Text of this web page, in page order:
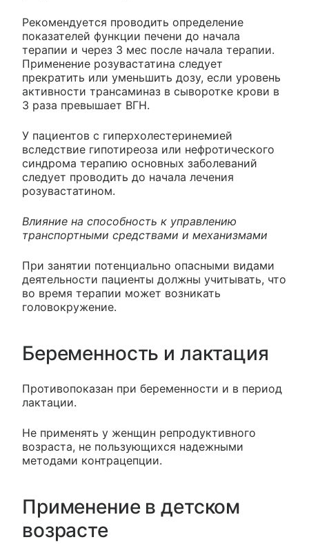
Рекомендуется проводить определение
показателей функции печени до начала
терапии и через 3 мес после начала терапии.
Применение розувастатина следует
прекратить или уменьшить дозу, если уровень
активности трансаминаз в сыворотке крови в
3 раза превышает ВГН.
У пациентов с гиперхолестеринемией
вследствие гипотиреоза или нефротического
синдрома терапию основных заболеваний
следует проводить до начала лечения
розувастатином.
Влияние на способность к управлению
транспортными средствами и механизмами
При занятии потенциально опасными видами
деятельности пациенты должны учитывать, что
во время терапии может возникать
головокружение.
Беременность и лактация
Противопоказан при беременности и в период
лактации.
Не применять у женщин репродуктивного
возраста, не пользующихся надежными
методами контрацепции.
Применение в детском
возрасте